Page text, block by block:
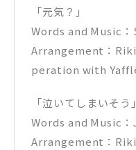
「元気？」
Words and Music
Arrangement：
peration with
「泣いてしまいそう」
Words and Music
Arrangement：